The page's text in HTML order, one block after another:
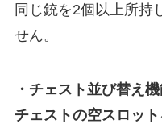
同じ銃を2個以上所持
せん。
・チェスト並び替え
チェストの空スロッ